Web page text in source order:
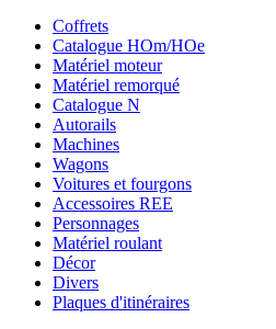
Coffrets
Catalogue HOm/HOe
Matériel moteur
Matériel remorqué
Catalogue N
Autorails
Machines
Wagons
Voitures et fourgons
Accessoires REE
Personnages
Matériel roulant
Décor
Divers
Plaques d'itinéraires